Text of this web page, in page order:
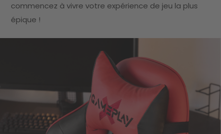
commencez à vivre votre expérience de jeu la plus
épique !